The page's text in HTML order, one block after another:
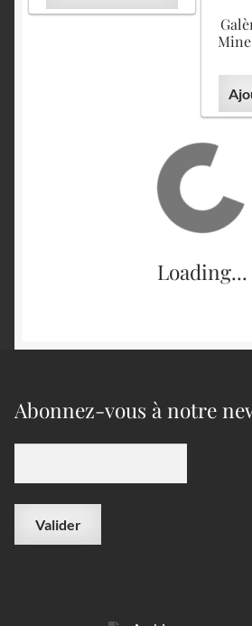
Loading...
Abonnez-vous à notre